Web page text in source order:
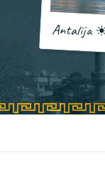
Antalija